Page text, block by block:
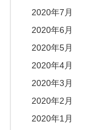
2020年7月
2020年6月
2020年5月
2020年4月
2020年3月
2020年2月
2020年1月